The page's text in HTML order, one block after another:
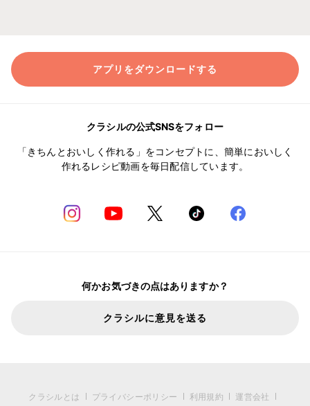
アプリをダウンロードする
クラシルの公式SNSをフォロー
「きちんとおいしく作れる」をコンセプトに、簡単においしく
作れるレシピ動画を毎日配信しています。
何かお気づきの点はありますか？
クラシルに意見を送る
クラシルとは プライバシーポリシー 利用規約 運営会社